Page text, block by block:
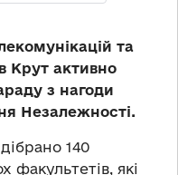
та
Крут активно
з нагоди
Незалежності.
140
факультетів, які